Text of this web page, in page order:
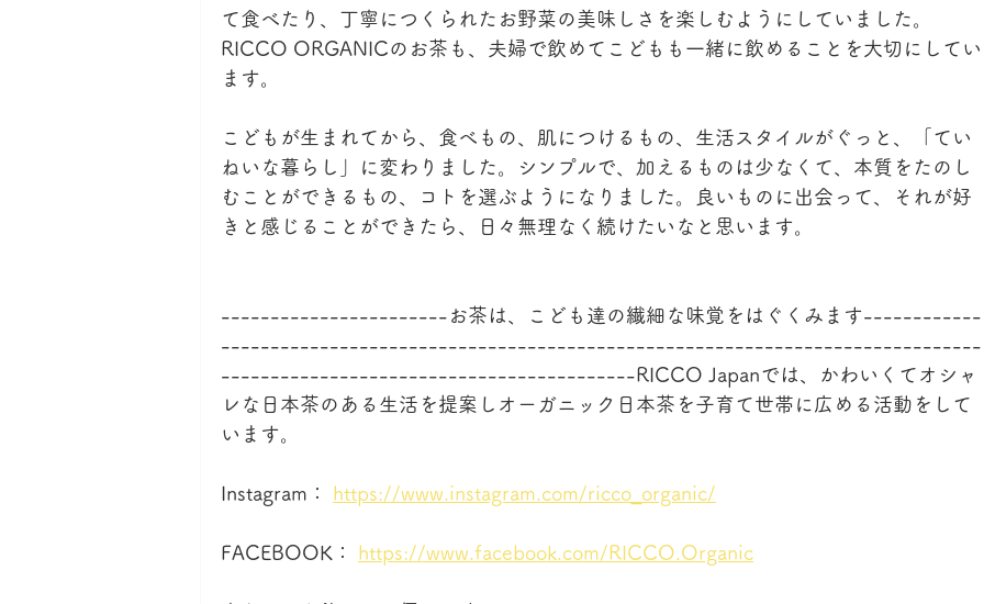
て食べたり、丁寧につくられたお野菜の美味しさを楽しむようにしていました。
RICCO ORGANICのお茶も、夫婦で飲めてこどもも一緒に飲めることを大切にしてい
ます。
こどもが生まれてから、食べもの、肌につけるもの、生活スタイルがぐっと、「てい
ねいな暮らし」に変わりました。シンプルで、加えるものは少なくて、本質をたのし
むことができるもの、コトを選ぶようになりました。良いものに出会って、それが好
きと感じることができたら、日々無理なく続けたいなと思います。
-----------------------お茶は、こども達の繊細な味覚をはぐくみます------------
-----------------------------------------------------------------------------
------------------------------------------RICCO Japanでは、かわいくてオシャ
レな日本茶のある生活を提案しオーガニック日本茶を子育て世帯に広める活動をして
います。
Instagram： https://www.instagram.com/ricco_organic/
FACEBOOK： https://www.facebook.com/RICCO.Organic